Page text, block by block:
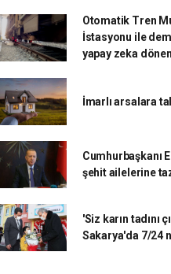
Otomatik Tren
İstasyonu ile
yapay zeka
İmarlı arsalara
Cumhurbaşkanı
şehit ailelerine
'Siz karın tadını
Sakarya'da 7/24